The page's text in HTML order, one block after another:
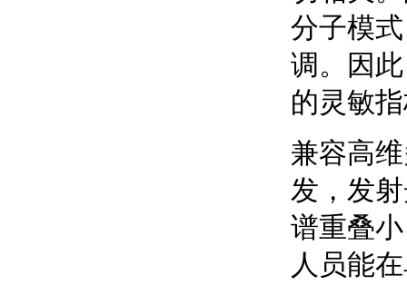
分子模
调。因
的灵敏
兼容高
发，发
谱重叠
人员能